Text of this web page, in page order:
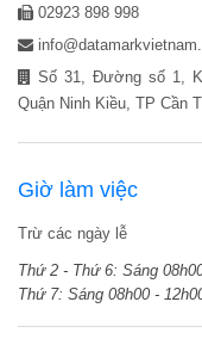
02923 898 998
Số 31, Đường số 1,
Quận Ninh Kiều, TP Cần
Giờ làm việc
Trừ các ngày lễ
Thứ 2 - Thứ 6: Sáng
Thứ 7: Sáng 08h00 -